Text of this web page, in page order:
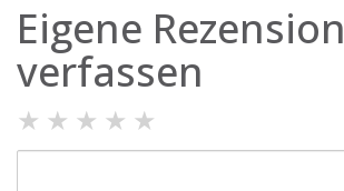
Eigene Rezension
verfassen
★ ★ ★ ★ ★